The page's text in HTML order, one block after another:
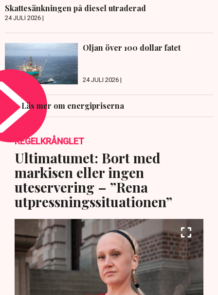
Skattesänkningen på diesel utraderad
24 JULI 2026 |
Oljan över 100 dollar fatet
24 JULI 2026 |
Läs mer om energipriserna
REGELKRÅNGLET
Ultimatumet: Bort med
markisen eller ingen
uteservering – ”Rena
utpressningssituationen”